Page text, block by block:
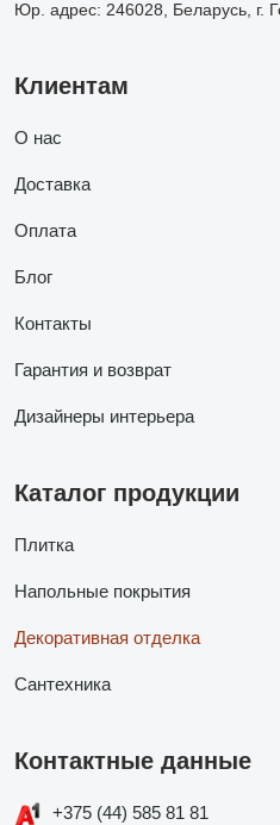
Юр. адрес: 246028, Беларусь, г.
Клиентам
О нас
Доставка
Оплата
Блог
Контакты
Гарантия и возврат
Дизайнеры интерьера
Каталог продукции
Плитка
Напольные покрытия
Декоративная отделка
Сантехника
Контактные данные
+375 (44) 585 81 81